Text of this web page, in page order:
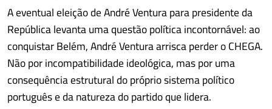
A eventual eleição de André Ventura para presidente da
República levanta uma questão política incontornável: ao
conquistar Belém, André Ventura arrisca perder o CHEGA.
Não por incompatibilidade ideológica, mas por uma
consequência estrutural do próprio sistema político
português e da natureza do partido que lidera.